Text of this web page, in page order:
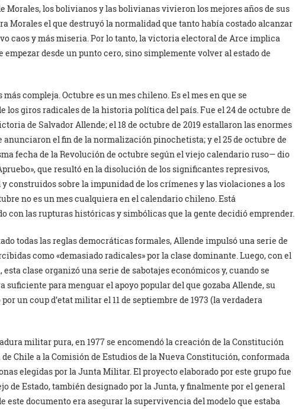
Morales, los bolivianos y las bolivianas vivieron los mejores años de sus
Morales el que destruyó la normalidad que tanto había costado alcanzar
caos y más miseria. Por lo tanto, la victoria electoral de Arce implica
empezar desde un punto cero, sino simplemente volver al estado de
compleja. Octubre es un mes chileno. Es el mes en que se
los giros radicales de la historia política del país. Fue el 24 de octubre de
de Salvador Allende; el 18 de octubre de 2019 estallaron las enormes
anunciaron el fin de la normalización pinochetista; y el 25 de octubre de
fecha de la Revolución de octubre según el viejo calendario ruso— dio
que resultó en la disolución de los significantes represivos,
construidos sobre la impunidad de los crímenes y las violaciones a los
no es un mes cualquiera en el calendario chileno. Está
con las rupturas históricas y simbólicas que la gente decidió emprender.
todas las reglas democráticas formales, Allende impulsó una serie de
como «demasiado radicales» por la clase dominante. Luego, con el
esta clase organizó una serie de sabotajes económicos y, cuando se
suficiente para menguar el apoyo popular del que gozaba Allende, su
un coup d’etat militar el 11 de septiembre de 1973 (la verdadera
militar pura, en 1977 se encomendó la creación de la Constitución
Chile a la Comisión de Estudios de la Nueva Constitución, conformada
elegidas por la Junta Militar. El proyecto elaborado por este grupo fue
de Estado, también designado por la Junta, y finalmente por el general
este documento era asegurar la supervivencia del modelo que estaba